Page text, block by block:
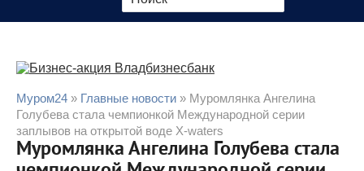
Муром24 » Главные новости » Муромлянка Ангелина
Голубева стала чемпионкой Международной серии
заплывов на открытой воде X-waters
Муромлянка Ангелина Голубева стала